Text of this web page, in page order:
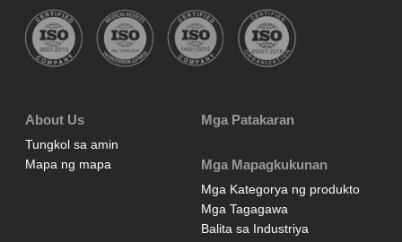
About Us
Tungkol sa amin
Mapa ng mapa
Mga Patakaran
Mga Mapagkukunan
Mga Kategorya ng produkto
Mga Tagagawa
Balita sa Industriya